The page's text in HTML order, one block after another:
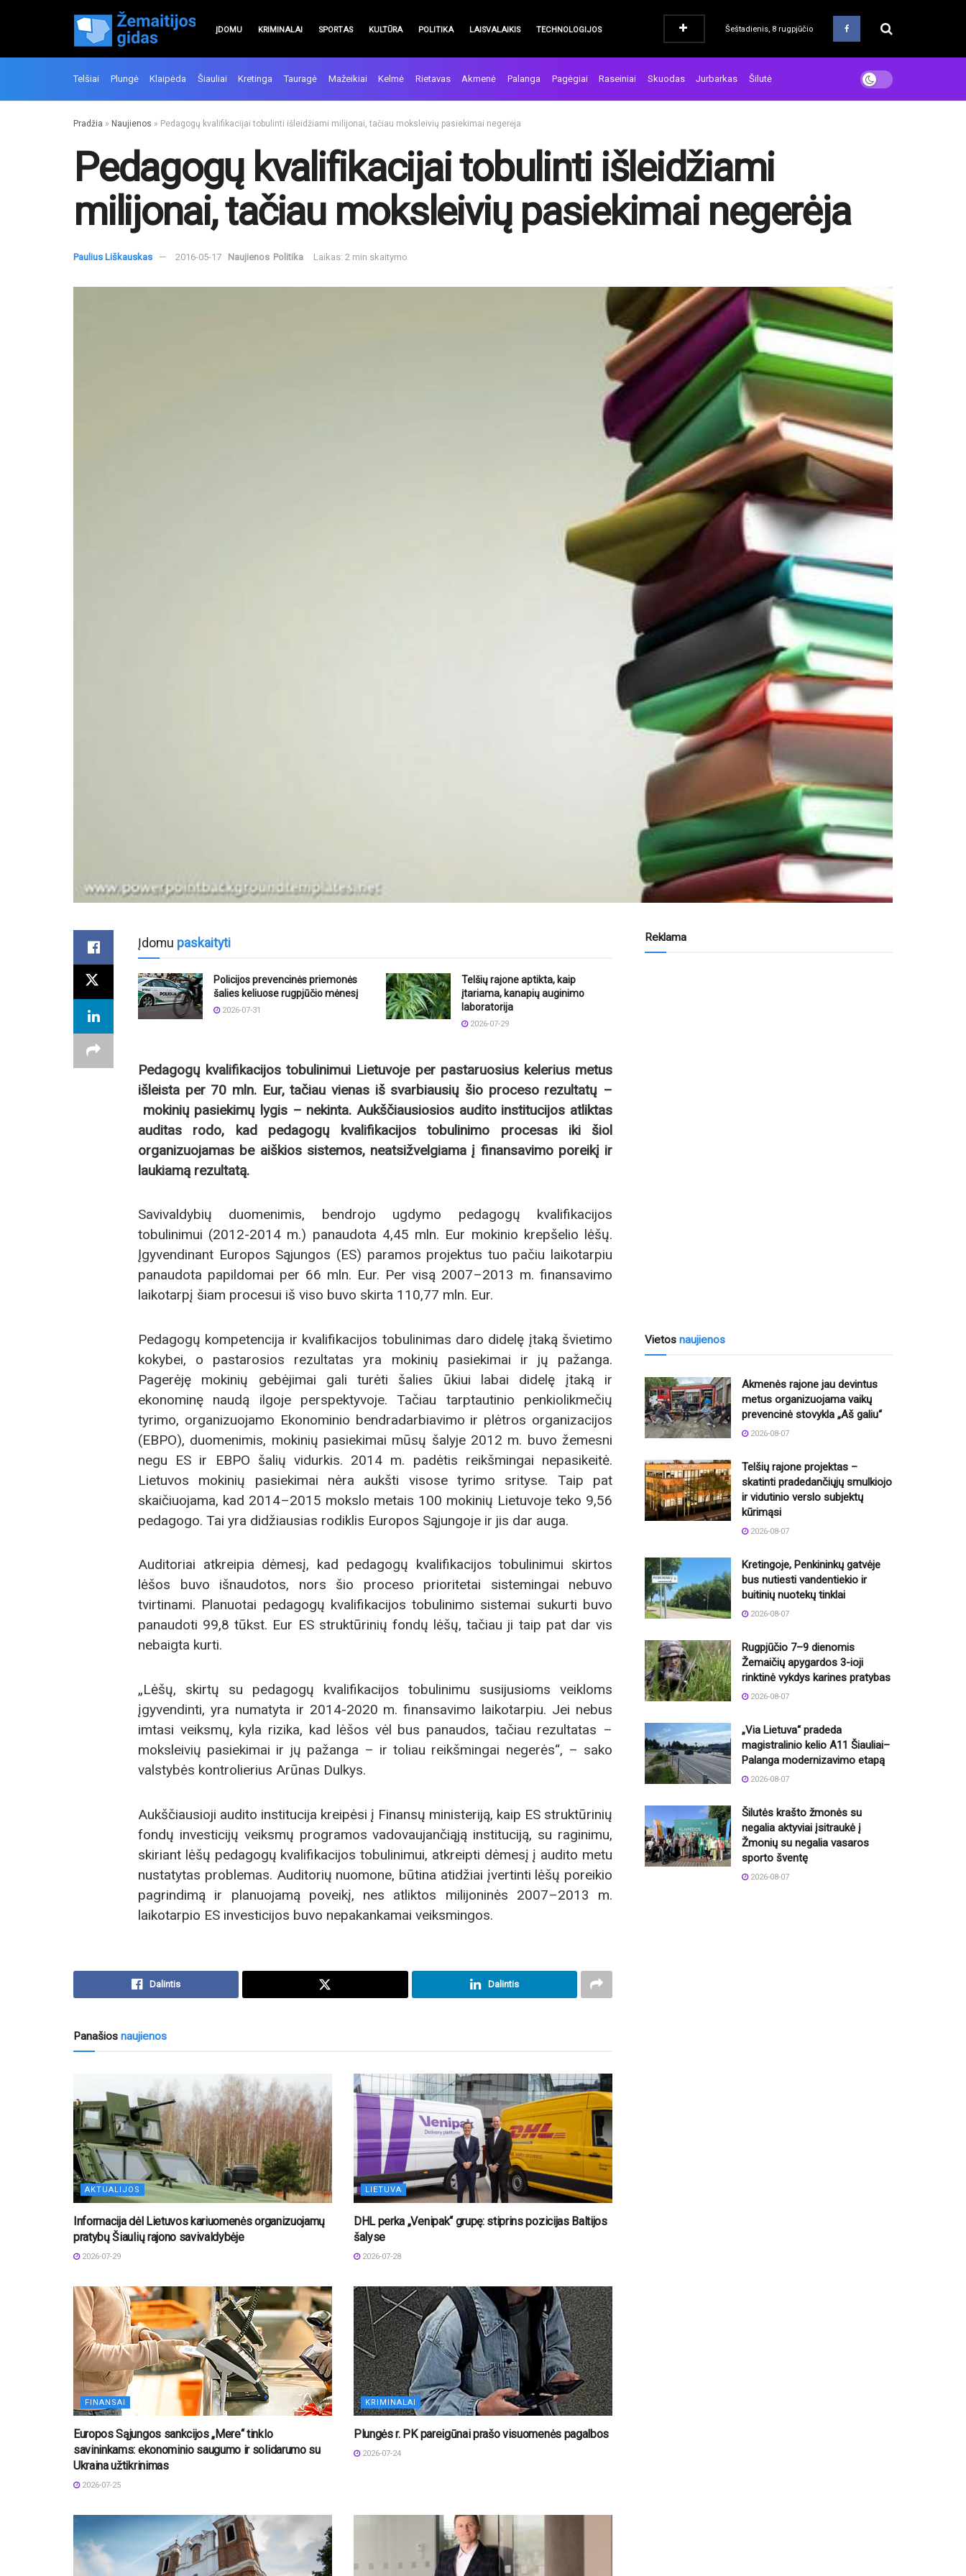
ĮDOMU KRIMINALAI SPORTAS KULTŪRA POLITIKA LAISVALAIKIS TECHNOLOGIJOS Šeštadienis, 8 rugpjūčio
Telšiai Plungė Klaipėda Šiauliai Kretinga Tauragė Mažeikiai Kelmė Rietavas Akmenė Palanga Pagėgiai Raseiniai Skuodas Jurbarkas Šilutė
Pradžia » Naujienos » Pedagogų kvalifikacijai tobulinti išleidžiami milijonai, tačiau moksleivių pasiekimai negerėja
Pedagogų kvalifikacijai tobulinti išleidžiami
milijonai, tačiau moksleivių pasiekimai negerėja
Paulius Liškauskas 2016-05-17 Naujienos Politika Laikas: 2 min skaitymo
Įdomu paskaityti
Policijos prevencinės priemonės
šalies keliuose rugpjūčio mėnesį
2026-07-31
Telšių rajone aptikta, kaip
įtariama, kanapių auginimo
laboratorija
2026-07-29
Pedagogų kvalifikacijos tobulinimui Lietuvoje per pastaruosius kelerius metus
išleista per 70 mln. Eur, tačiau vienas iš svarbiausių šio proceso rezultatų –
mokinių pasiekimų lygis – nekinta. Aukščiausiosios audito institucijos atliktas
auditas rodo, kad pedagogų kvalifikacijos tobulinimo procesas iki šiol
organizuojamas be aiškios sistemos, neatsižvelgiama į finansavimo poreikį ir
laukiamą rezultatą.
Savivaldybių duomenimis, bendrojo ugdymo pedagogų kvalifikacijos
tobulinimui (2012-2014 m.) panaudota 4,45 mln. Eur mokinio krepšelio lėšų.
Įgyvendinant Europos Sąjungos (ES) paramos projektus tuo pačiu laikotarpiu
panaudota papildomai per 66 mln. Eur. Per visą 2007–2013 m. finansavimo
laikotarpį šiam procesui iš viso buvo skirta 110,77 mln. Eur.
Pedagogų kompetencija ir kvalifikacijos tobulinimas daro didelę įtaką švietimo
kokybei, o pastarosios rezultatas yra mokinių pasiekimai ir jų pažanga.
Pagerėję mokinių gebėjimai gali turėti šalies ūkiui labai didelę įtaką ir
ekonominę naudą ilgoje perspektyvoje. Tačiau tarptautinio penkiolikmečių
tyrimo, organizuojamo Ekonominio bendradarbiavimo ir plėtros organizacijos
(EBPO), duomenimis, mokinių pasiekimai mūsų šalyje 2012 m. buvo žemesni
negu ES ir EBPO šalių vidurkis. 2014 m. padėtis reikšmingai nepasikeitė.
Lietuvos mokinių pasiekimai nėra aukšti visose tyrimo srityse. Taip pat
skaičiuojama, kad 2014–2015 mokslo metais 100 mokinių Lietuvoje teko 9,56
pedagogo. Tai yra didžiausias rodiklis Europos Sąjungoje ir jis dar auga.
Auditoriai atkreipia dėmesį, kad pedagogų kvalifikacijos tobulinimui skirtos
lėšos buvo išnaudotos, nors šio proceso prioritetai sistemingai nebuvo
tvirtinami. Planuotai pedagogų kvalifikacijos tobulinimo sistemai sukurti buvo
panaudoti 99,8 tūkst. Eur ES struktūrinių fondų lėšų, tačiau ji taip pat dar vis
nebaigta kurti.
„Lėšų, skirtų su pedagogų kvalifikacijos tobulinimu susijusioms veikloms
įgyvendinti, yra numatyta ir 2014-2020 m. finansavimo laikotarpiu. Jei nebus
imtasi veiksmų, kyla rizika, kad lėšos vėl bus panaudos, tačiau rezultatas –
moksleivių pasiekimai ir jų pažanga – ir toliau reikšmingai negerės“, – sako
valstybės kontrolierius Arūnas Dulkys.
Aukščiausioji audito institucija kreipėsi į Finansų ministeriją, kaip ES struktūrinių
fondų investicijų veiksmų programos vadovaujančiąją instituciją, su raginimu,
skiriant lėšų pedagogų kvalifikacijos tobulinimui, atkreipti dėmesį į audito metu
nustatytas problemas. Auditorių nuomone, būtina atidžiai įvertinti lėšų poreikio
pagrindimą ir planuojamą poveikį, nes atliktos milijoninės 2007–2013 m.
laikotarpio ES investicijos buvo nepakankamai veiksmingos.
Dalintis Dalintis
Panašios naujienos
AKTUALIJOS
Informacija dėl Lietuvos kariuomenės organizuojamų
pratybų Šiaulių rajono savivaldybėje
2026-07-29
LIETUVA
DHL perka „Venipak“ grupę: stiprins pozicijas Baltijos
šalyse
2026-07-28
FINANSAI
Europos Sąjungos sankcijos „Mere“ tinklo
savininkams: ekonominio saugumo ir solidarumo su
Ukraina užtikrinimas
2026-07-25
KRIMINALAI
Plungės r. PK pareigūnai prašo visuomenės pagalbos
2026-07-24
Reklama
Vietos naujienos
Akmenės rajone jau devintus
metus organizuojama vaikų
prevencinė stovykla „Aš galiu“
2026-08-07
Telšių rajone projektas –
skatinti pradedančiųjų smulkiojo
ir vidutinio verslo subjektų
kūrimąsi
2026-08-07
Kretingoje, Penkininkų gatvėje
bus nutiesti vandentiekio ir
buitinių nuotekų tinklai
2026-08-07
Rugpjūčio 7–9 dienomis
Žemaičių apygardos 3-ioji
rinktinė vykdys karines pratybas
2026-08-07
„Via Lietuva“ pradeda
magistralinio kelio A11 Šiauliai–
Palanga modernizavimo etapą
2026-08-07
Šilutės krašto žmonės su
negalia aktyviai įsitraukė į
Žmonių su negalia vasaros
sporto šventę
2026-08-07